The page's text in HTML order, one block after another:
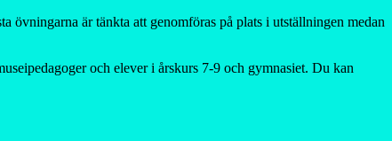
övningarna är tänkta att genomföras på plats i utställningen medan
och elever i årskurs 7-9 och gymnasiet. Du kan